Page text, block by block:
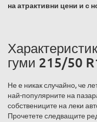
на атрактивни цени и с
гуми 215/50
Не е никак случайно, че
най-популярните на
собствениците на леки
Прочетете следващите